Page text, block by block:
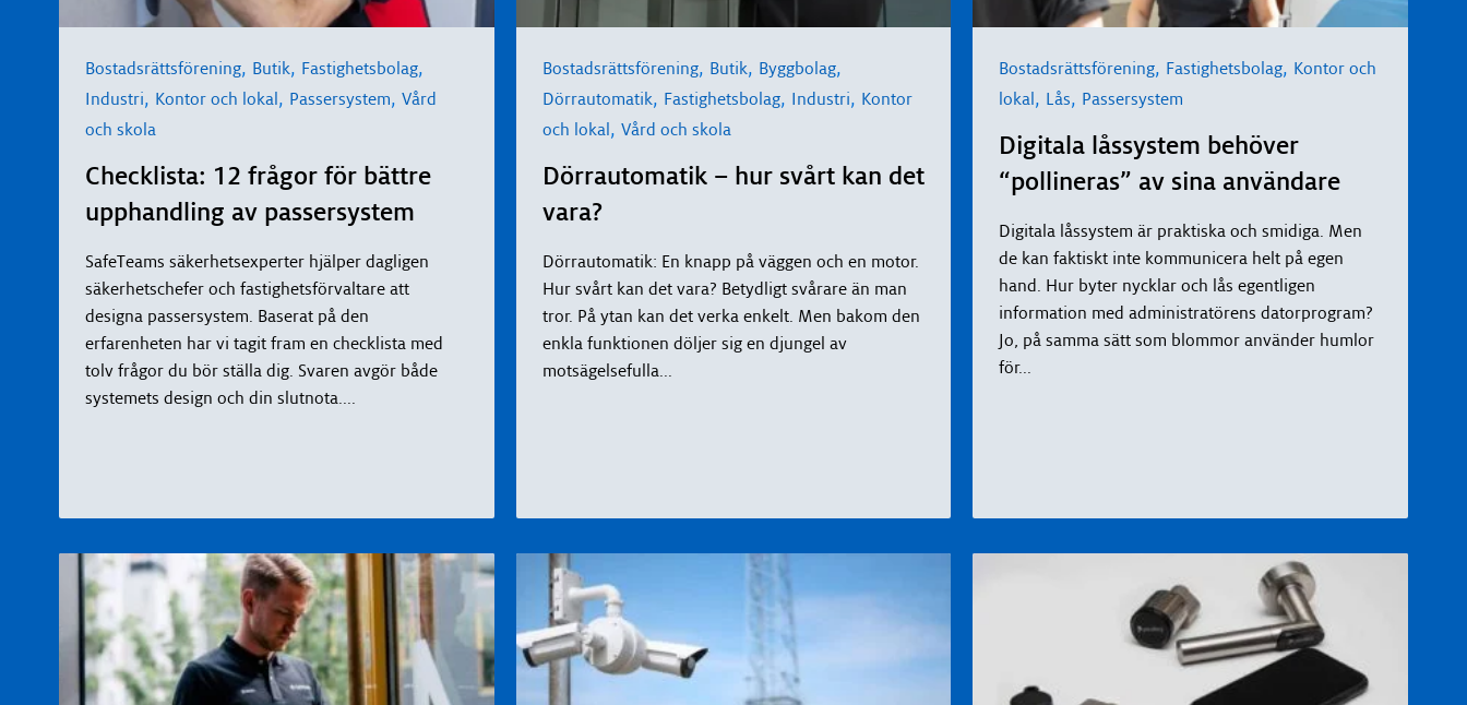
Bostadsrättsförening, Butik, Fastighetsbolag,
Industri, Kontor och lokal, Passersystem, Vård
och skola
Checklista: 12 frågor för bättre
upphandling av passersystem
SafeTeams säkerhetsexperter hjälper dagligen
säkerhetschefer och fastighetsförvaltare att
designa passersystem. Baserat på den
erfarenheten har vi tagit fram en checklista med
tolv frågor du bör ställa dig. Svaren avgör både
systemets design och din slutnota....
Bostadsrättsförening, Butik, Byggbolag,
Dörrautomatik, Fastighetsbolag, Industri, Kontor
och lokal, Vård och skola
Dörrautomatik – hur svårt kan det
vara?
Dörrautomatik: En knapp på väggen och en motor.
Hur svårt kan det vara? Betydligt svårare än man
tror. På ytan kan det verka enkelt. Men bakom den
enkla funktionen döljer sig en djungel av
motsägelsefulla...
Bostadsrättsförening, Fastighetsbolag, Kontor och
lokal, Lås, Passersystem
Digitala låssystem behöver
“pollineras” av sina användare
Digitala låssystem är praktiska och smidiga. Men
de kan faktiskt inte kommunicera helt på egen
hand. Hur byter nycklar och lås egentligen
information med administratörens datorprogram?
Jo, på samma sätt som blommor använder humlor
för...